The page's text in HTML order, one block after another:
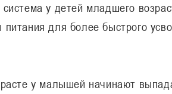
у детей младшего
питания для более быстрого
у малышей начинают